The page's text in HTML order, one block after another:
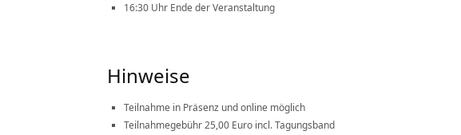
16:30 Uhr Ende der Veranstaltung
Hinweise
Teilnahme in Präsenz und online möglich
Teilnahmegebühr 25,00 Euro incl. Tagungsband